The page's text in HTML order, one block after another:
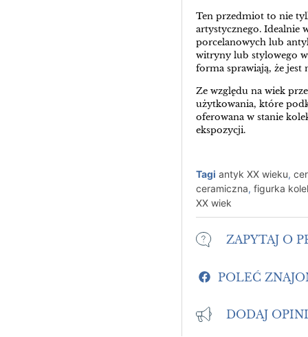
Ten przedmiot to nie
artystycznego. Idealnie
porcelanowych lub
witryny lub stylowego
forma sprawiają, że jest
Ze względu na wiek
użytkowania, które
oferowana w stanie
ekspozycji.
Tagi antyk XX wieku,
ceramiczna, figurka
XX wiek
ZAPYTAJ O
POLEĆ
DODAJ